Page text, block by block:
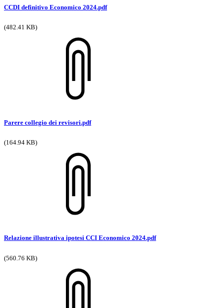
CCDI definitivo Economico 2024.pdf
(482.41 KB)
Parere collegio dei revisori.pdf
(164.94 KB)
Relazione illustrativa ipotesi CCI Economico 2024.pdf
(560.76 KB)